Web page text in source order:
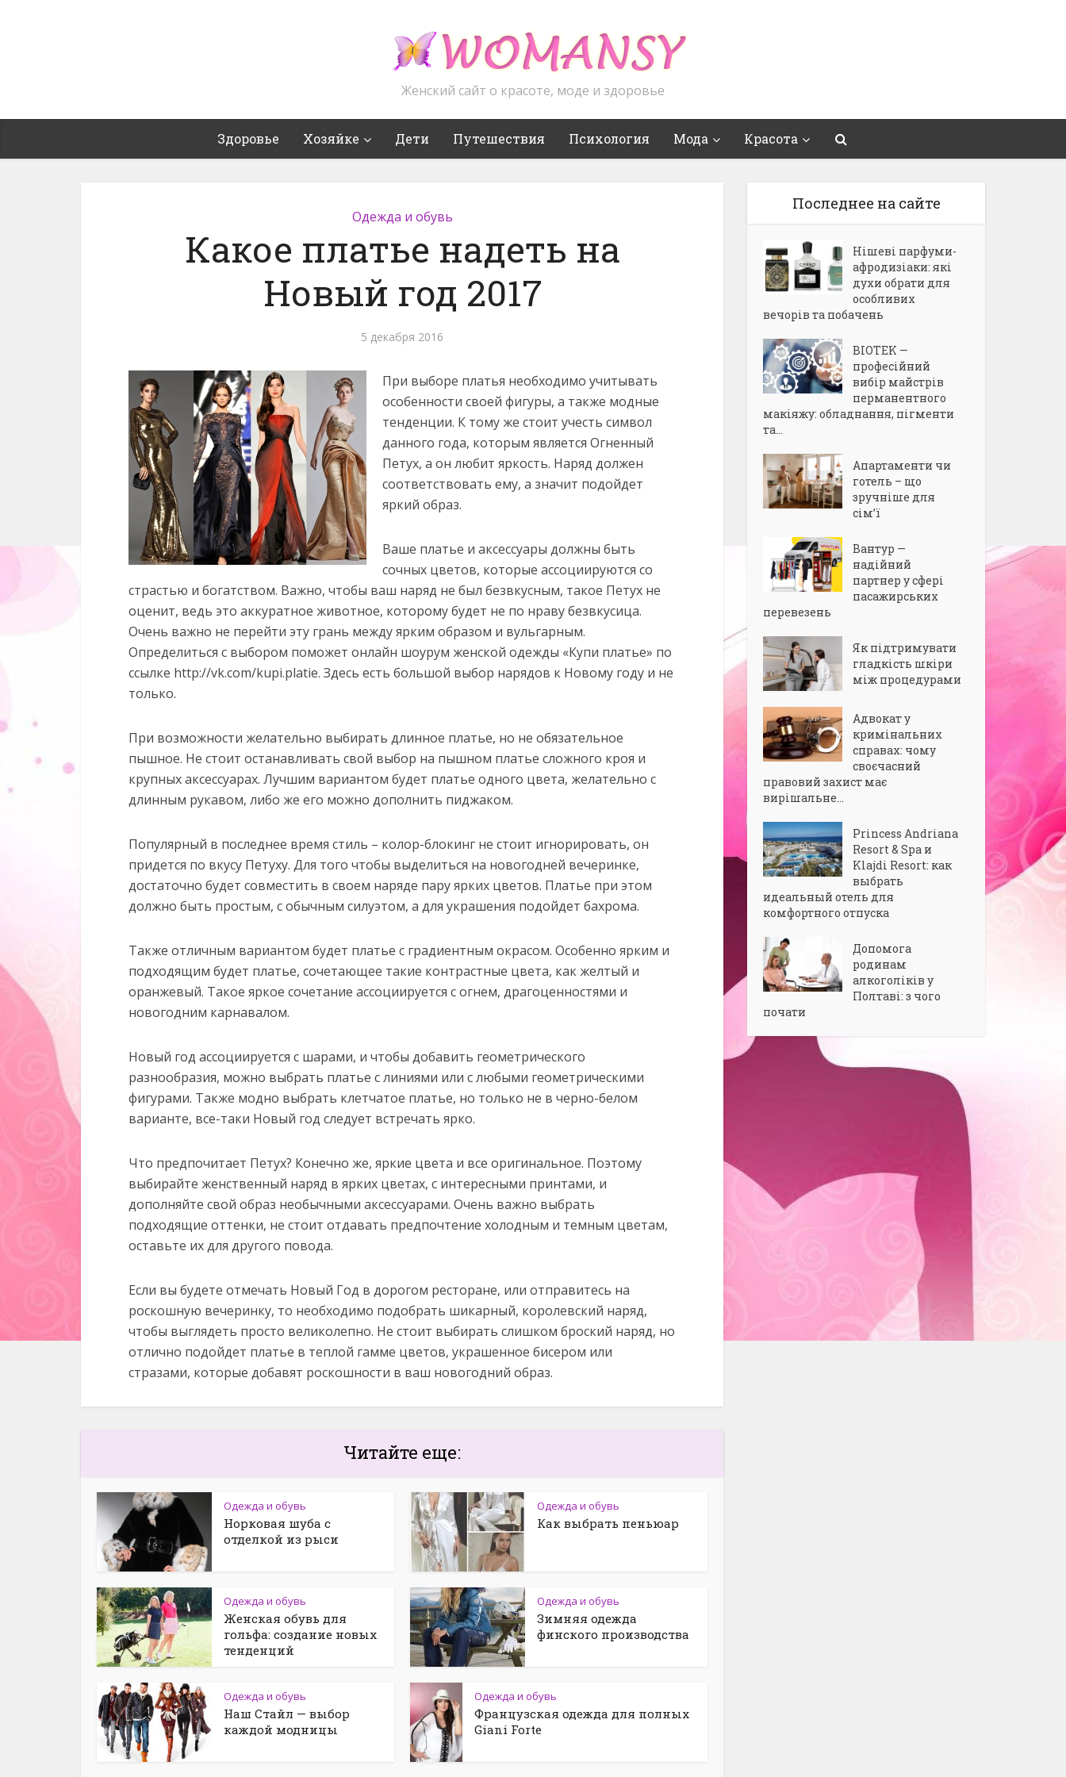
Женский сайт о красоте, моде и здоровье
Здоровье Хозяйке Дети Путешествия Психология Мода Красота
Одежда и обувь
Какое платье надеть на
Новый год 2017
5 декабря 2016
При выборе платья необходимо учитывать
особенности своей фигуры, а также модные
тенденции. К тому же стоит учесть символ
данного года, которым является Огненный
Петух, а он любит яркость. Наряд должен
соответствовать ему, а значит подойдет
яркий образ.
Ваше платье и аксессуары должны быть
сочных цветов, которые ассоциируются со
страстью и богатством. Важно, чтобы ваш наряд не был безвкусным, такое Петух не
оценит, ведь это аккуратное животное, которому будет не по нраву безвкусица.
Очень важно не перейти эту грань между ярким образом и вульгарным.
Определиться с выбором поможет онлайн шоурум женской одежды «Купи платье» по
ссылке http://vk.com/kupi.platie. Здесь есть большой выбор нарядов к Новому году и не
только.
При возможности желательно выбирать длинное платье, но не обязательное
пышное. Не стоит останавливать свой выбор на пышном платье сложного кроя и
крупных аксессуарах. Лучшим вариантом будет платье одного цвета, желательно с
длинным рукавом, либо же его можно дополнить пиджаком.
Популярный в последнее время стиль – колор-блокинг не стоит игнорировать, он
придется по вкусу Петуху. Для того чтобы выделиться на новогодней вечеринке,
достаточно будет совместить в своем наряде пару ярких цветов. Платье при этом
должно быть простым, с обычным силуэтом, а для украшения подойдет бахрома.
Также отличным вариантом будет платье с градиентным окрасом. Особенно ярким и
подходящим будет платье, сочетающее такие контрастные цвета, как желтый и
оранжевый. Такое яркое сочетание ассоциируется с огнем, драгоценностями и
новогодним карнавалом.
Новый год ассоциируется с шарами, и чтобы добавить геометрического
разнообразия, можно выбрать платье с линиями или с любыми геометрическими
фигурами. Также модно выбрать клетчатое платье, но только не в черно-белом
варианте, все-таки Новый год следует встречать ярко.
Что предпочитает Петух? Конечно же, яркие цвета и все оригинальное. Поэтому
выбирайте женственный наряд в ярких цветах, с интересными принтами, и
дополняйте свой образ необычными аксессуарами. Очень важно выбрать
подходящие оттенки, не стоит отдавать предпочтение холодным и темным цветам,
оставьте их для другого повода.
Если вы будете отмечать Новый Год в дорогом ресторане, или отправитесь на
роскошную вечеринку, то необходимо подобрать шикарный, королевский наряд,
чтобы выглядеть просто великолепно. Не стоит выбирать слишком броский наряд, но
отлично подойдет платье в теплой гамме цветов, украшенное бисером или
стразами, которые добавят роскошности в ваш новогодний образ.
Читайте еще:
Одежда и обувь
Норковая шуба с
отделкой из рыси
Одежда и обувь
Как выбрать пеньюар
Одежда и обувь
Женская обувь для
гольфа: создание новых
тенденций
Одежда и обувь
Зимняя одежда
финского производства
Одежда и обувь
Наш Стайл — выбор
каждой модницы
Одежда и обувь
Французская одежда для полных
Giani Forte
Последнее на сайте
Нішеві парфуми-
афродизіаки: які
духи обрати для
особливих
вечорів та побачень
BIOTEK —
професійний
вибір майстрів
перманентного
макіяжу: обладнання, пігменти
та...
Апартаменти чи
готель – що
зручніше для
сім’ї
Вантур —
надійний
партнер у сфері
пасажирських
перевезень
Як підтримувати
гладкість шкіри
між процедурами
Адвокат у
кримінальних
справах: чому
своєчасний
правовий захист має
вирішальне...
Princess Andriana
Resort & Spa и
Klajdi Resort: как
выбрать
идеальный отель для
комфортного отпуска
Допомога
родинам
алкоголіків у
Полтаві: з чого
почати